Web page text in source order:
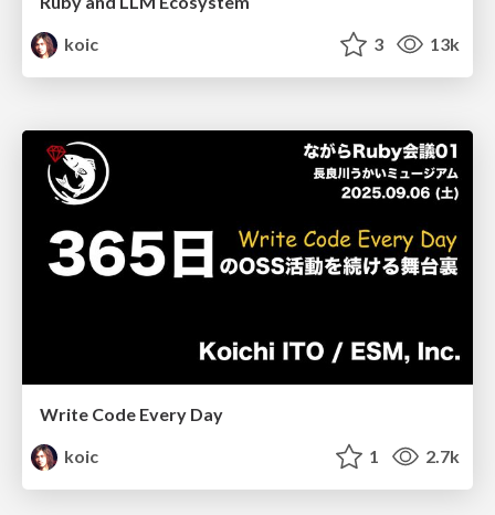
koic
3 13k
Write Code Every Day
koic
1 2.7k